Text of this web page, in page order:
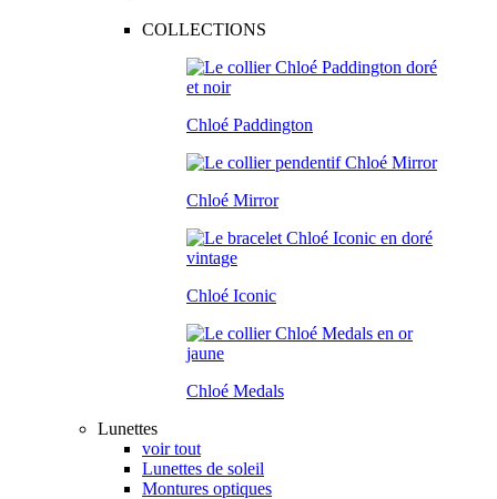
COLLECTIONS
Chloé Paddington
Chloé Mirror
Chloé Iconic
Chloé Medals
Lunettes
voir tout
Lunettes de soleil
Montures optiques